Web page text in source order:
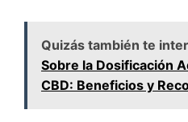
Quizás también te
Sobre la Dosificación
CBD: Beneficios y